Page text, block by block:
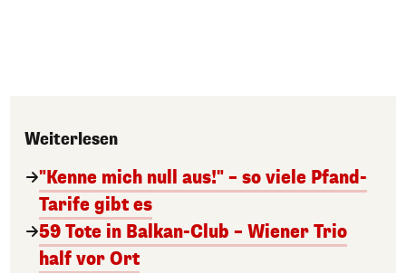
Weiterlesen
"Kenne mich null aus!" – so viele Pfand-
Tarife gibt es
59 Tote in Balkan-Club – Wiener Trio
half vor Ort